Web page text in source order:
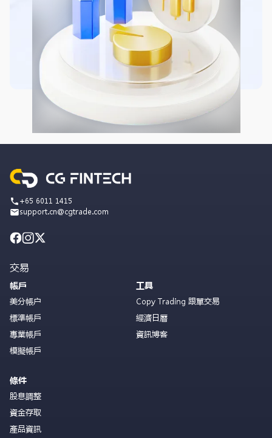
+65 6011 1415
support.cn@cgtrade.com
交易
帳戶
美分帳户
標準帳戶
專業帳戶
模擬帳戶
條件
股息調整
資金存取
產品資訊
工具
Copy Trading 跟單交易
經濟日曆
資訊博客